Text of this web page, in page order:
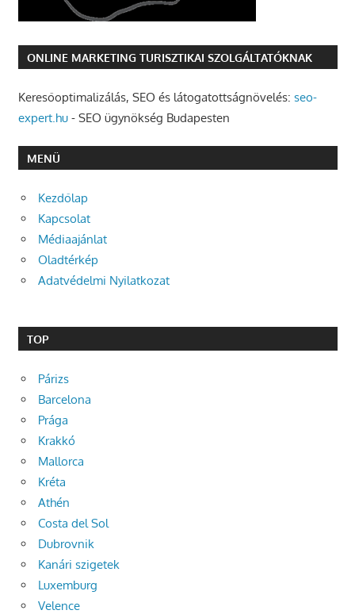
ONLINE MARKETING TURISZTIKAI SZOLGÁLTATÓKNAK
Keresőoptimalizálás, SEO és látogatottságnövelés: seo-
expert.hu- SEO ügynökség Budapesten
MENÜ
Kezdőlap
Kapcsolat
Médiaajánlat
Oladtérkép
Adatvédelmi Nyilatkozat
TOP
Párizs
Barcelona
Prága
Krakkó
Mallorca
Kréta
Athén
Costa del Sol
Dubrovnik
Kanári szigetek
Luxemburg
Velence